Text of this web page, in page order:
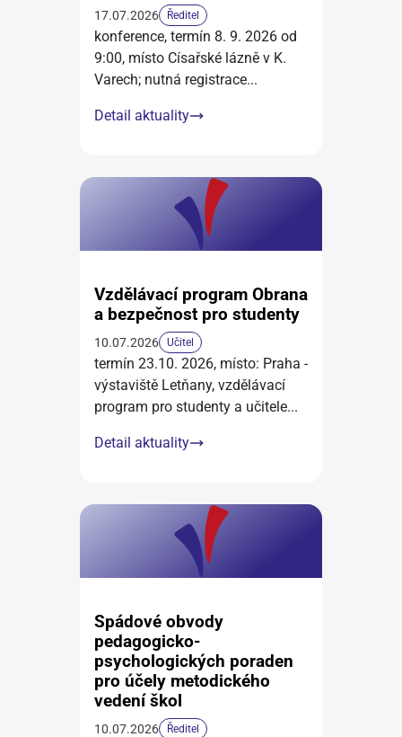
17.07.2026 Ředitel
konference, termín 8. 9. 2026 od
9:00, místo Císařské lázně v K.
Varech; nutná registrace...
Detail aktuality
Vzdělávací program Obrana
a bezpečnost pro studenty
10.07.2026 Učitel
termín 23.10. 2026, místo: Praha -
výstaviště Letňany, vzdělávací
program pro studenty a učitele...
Detail aktuality
Spádové obvody
pedagogicko-
psychologických poraden
pro účely metodického
vedení škol
10.07.2026 Ředitel